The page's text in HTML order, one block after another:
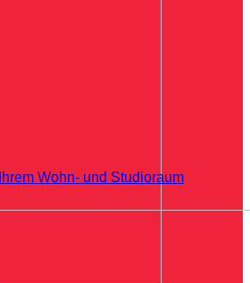
Wohn- und Studioraum